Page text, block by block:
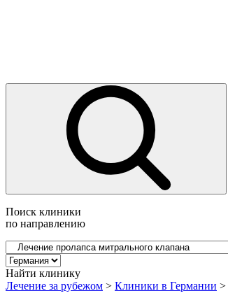
Поиск клиники
по направлению
Найти клинику
Лечение за рубежом > Клиники в Германии >